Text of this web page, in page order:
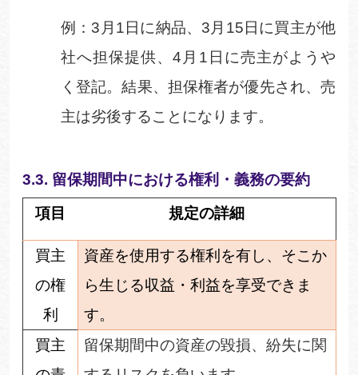
例：3 月 1日に納品、3 月 15日に買主が他
社へ担保提供、4 月 1 日に売主がようや
く登記。結果、担保権者が優先され、売
主は劣後することになります。
3.3. 留保期間中における権利・義務の要約
項目
規定の詳細
買主
の権
利
資産を使用する権利を有し、そこか
ら生じる収益・利益を享受できま
す。
買主
留保期間中の資産の毀損、紛失に関